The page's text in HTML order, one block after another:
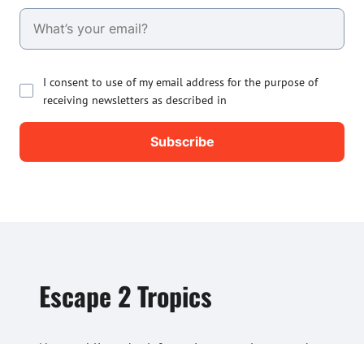
I consent to use of my email address for the purpose of
receiving newsletters as described in
Escape 2 Tropics